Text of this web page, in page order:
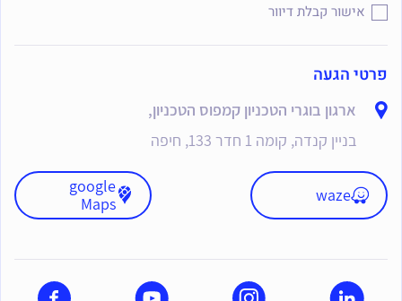
פרטי הגעה
ארגון בוגרי הטכניון קמפוס הטכניון,
בניין קנדה, קומה 1 חדר 133, חיפה
waze
google
Maps
אישור קבלת דיוור